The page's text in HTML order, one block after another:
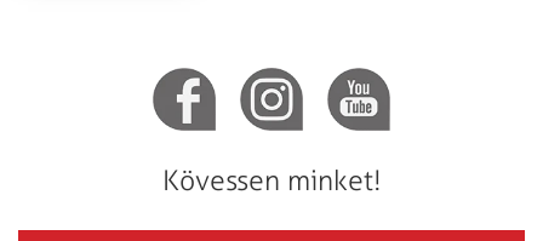
Kövessen minket!